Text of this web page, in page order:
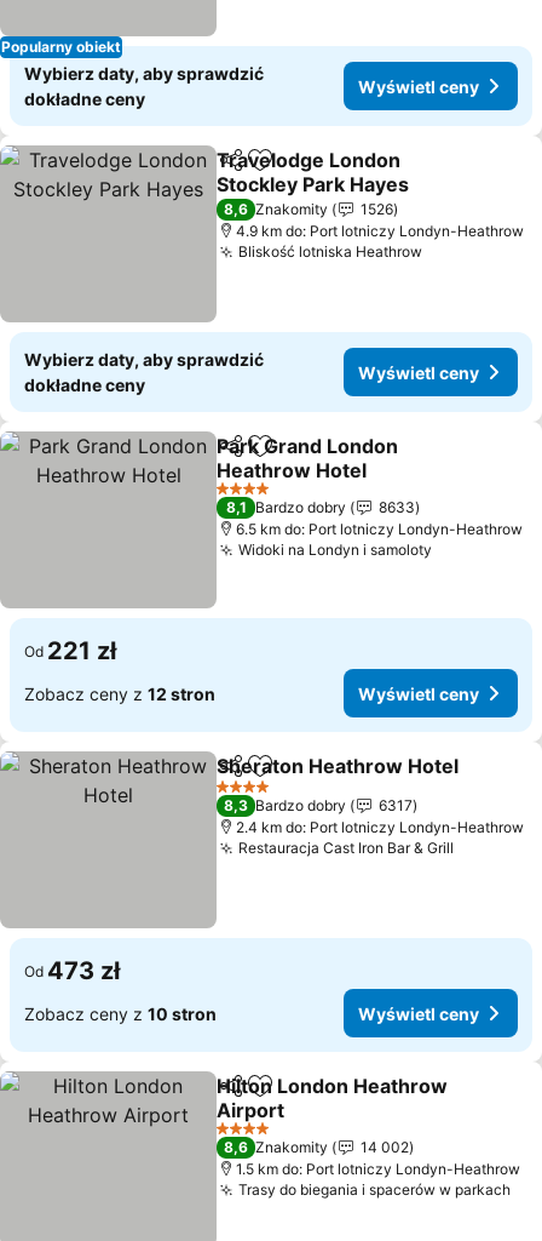
Popularny obiekt
Wybierz daty, aby sprawdzić
dokładne ceny
Wyświetl ceny
Udostępnij
Dodaj do ulubionych
Travelodge London
Stockley Park Hayes
Wyświetl ceny
8,6 Znakomity
1526
4.9 km do: Port lotniczy Londyn-Heathrow
Bliskość lotniska HeathrowWyświetl
Wybierz daty, aby sprawdzić
dokładne ceny
Wyświetl ceny
Udostępnij
Dodaj do ulubionych
Park Grand London
Heathrow Hotel
Wyświetl ceny
4 Kategoria
8,1 Bardzo dobry
8633
6.5 km do: Port lotniczy Londyn-Heathrow
Widoki na Londyn i samoloty
Od 221 zł
Zobacz ceny z 12 stron Wyświetl ceny
UdostępnijDodaj do ulubionych
Sheraton Heathrow Hotel
4 Kategoria
8,3 Bardzo dobry
6317
2.4 km do: Port lotniczy Londyn-Heathrow
Restauracja Cast Iron Bar & Grill
Od 473 zł
Zobacz ceny z 10 stron Wyświetl ceny
Udostępnij
Dodaj do ulubionych
Hilton London Heathrow
Airport
Wyświetl ceny
4 Kategoria
8,6 Znakomity
14 002
1.5 km do: Port lotniczy Londyn-Heathrow
Trasy do biegania i spacerów w parkach